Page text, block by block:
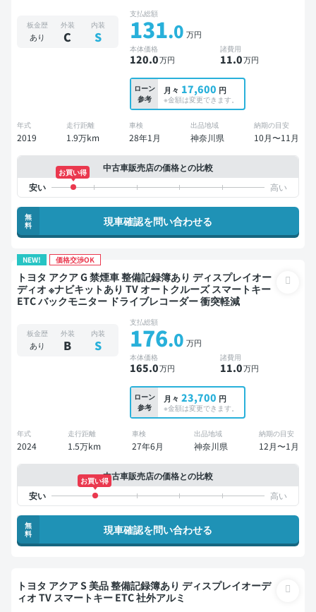
板金歴
あり
外装
C
内装
S
支払総額
131.0 万円
本体価格
120.0万円
諸費用
11.0万円
ローン
参考
月々 17,600 円
※金額は変更できます。
年式
2019
走行距離
1.9万km
車検
28年1月
出品地域
神奈川県
納期の目安
10月〜11月
中古車販売店の価格との比較
お買い得
無
料
現車確認を問い合わせる
NEW! 価格交渉OK
トヨタ アクア G 禁煙車 整備記録簿あり ディスプレイオー
ディオ ※ナビキットあり TV オートクルーズ スマートキー
ETC バックモニター ドライブレコーダー 衝突軽減
板金歴
あり
外装
B
内装
S
支払総額
176.0 万円
本体価格
165.0万円
諸費用
11.0万円
ローン
参考
月々 23,700 円
※金額は変更できます。
年式
2024
走行距離
1.5万km
車検
27年6月
出品地域
神奈川県
納期の目安
12月〜1月
中古車販売店の価格との比較
お買い得
無
料
現車確認を問い合わせる
トヨタ アクア S 美品 整備記録簿あり ディスプレイオーデ
ィオ TV スマートキー ETC 社外アルミ